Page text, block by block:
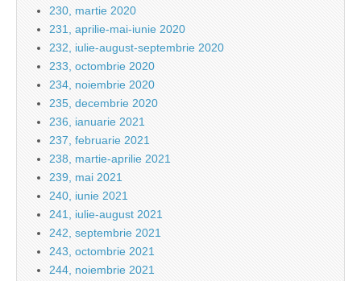
230, martie 2020
231, aprilie-mai-iunie 2020
232, iulie-august-septembrie 2020
233, octombrie 2020
234, noiembrie 2020
235, decembrie 2020
236, ianuarie 2021
237, februarie 2021
238, martie-aprilie 2021
239, mai 2021
240, iunie 2021
241, iulie-august 2021
242, septembrie 2021
243, octombrie 2021
244, noiembrie 2021